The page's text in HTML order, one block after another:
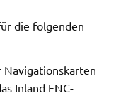
die folgenden
Inland ENC-